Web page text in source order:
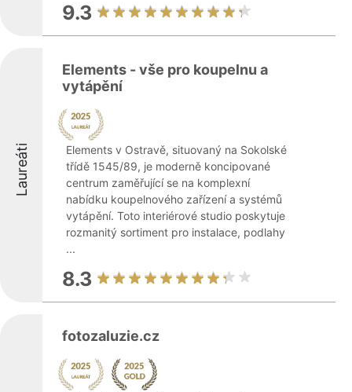
9.3
Laureáti
Elements - vše pro koupelnu a
vytápění
Elements v Ostravě, situovaný na Sokolské
třídě 1545/89, je moderně koncipované
centrum zaměřující se na komplexní
nabídku koupelnového zařízení a systémů
vytápění. Toto interiérové studio poskytuje
rozmanitý sortiment pro instalace, podlahy
...
8.3
fotozaluzie.cz